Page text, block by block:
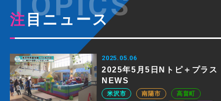
注目ニュース
2025.05.06
2025年5月5日Nトピ＋プラス
NEWS
米沢市 南陽市
高畠町